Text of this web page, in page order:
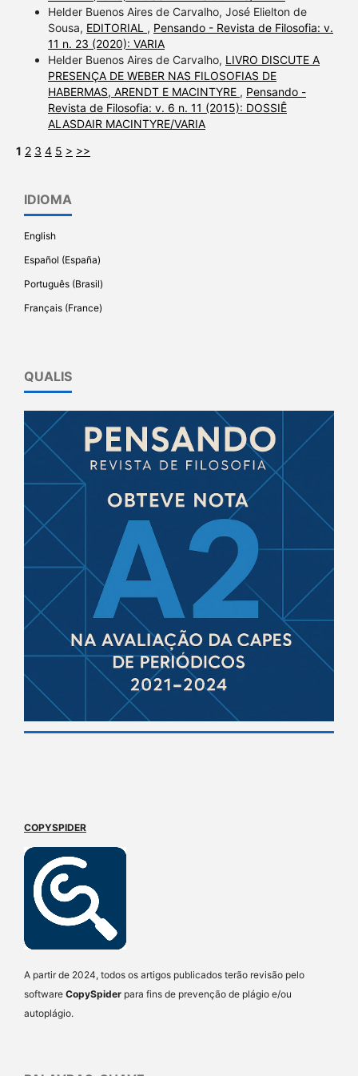
Helder Buenos Aires de Carvalho, José Elielton de
Sousa, EDITORIAL , Pensando - Revista de Filosofia: v.
11 n. 23 (2020): VARIA
Helder Buenos Aires de Carvalho, LIVRO DISCUTE A
PRESENÇA DE WEBER NAS FILOSOFIAS DE
HABERMAS, ARENDT E MACINTYRE , Pensando -
Revista de Filosofia: v. 6 n. 11 (2015): DOSSIÊ
ALASDAIR MACINTYRE/VARIA
1 2 3 4 5 > >>
IDIOMA
English
Español (España)
Português (Brasil)
Français (France)
QUALIS
COPYSPIDER
A partir de 2024, todos os artigos publicados terão revisão pelo
software CopySpider para fins de prevenção de plágio e/ou
autoplágio.